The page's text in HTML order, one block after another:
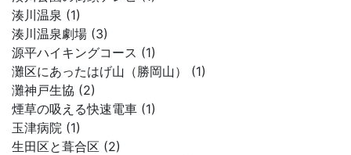
湊川温泉 (1)
湊川温泉劇場 (3)
源平ハイキングコース (1)
灘区にあったはげ山（勝岡山） (1)
灘神戸生協 (2)
煙草の吸える快速電車 (1)
玉津病院 (1)
生田区と葺合区 (2)